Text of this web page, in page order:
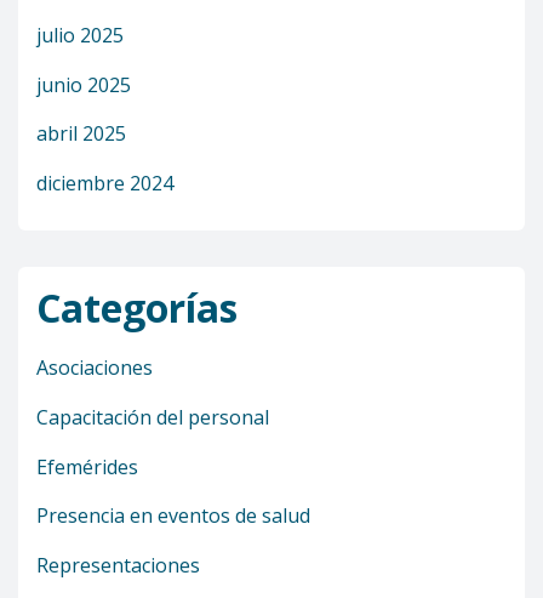
julio 2025
junio 2025
abril 2025
diciembre 2024
Categorías
Asociaciones
Capacitación del personal
Efemérides
Presencia en eventos de salud
Representaciones